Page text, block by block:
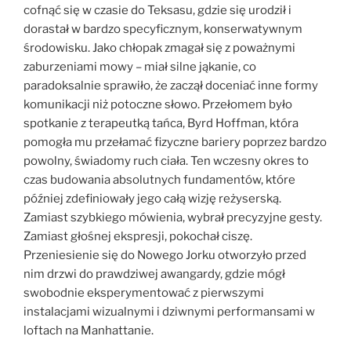
cofnąć się w czasie do Teksasu, gdzie się urodził i
dorastał w bardzo specyficznym, konserwatywnym
środowisku. Jako chłopak zmagał się z poważnymi
zaburzeniami mowy – miał silne jąkanie, co
paradoksalnie sprawiło, że zaczął doceniać inne formy
komunikacji niż potoczne słowo. Przełomem było
spotkanie z terapeutką tańca, Byrd Hoffman, która
pomogła mu przełamać fizyczne bariery poprzez bardzo
powolny, świadomy ruch ciała. Ten wczesny okres to
czas budowania absolutnych fundamentów, które
później zdefiniowały jego całą wizję reżyserską.
Zamiast szybkiego mówienia, wybrał precyzyjne gesty.
Zamiast głośnej ekspresji, pokochał ciszę.
Przeniesienie się do Nowego Jorku otworzyło przed
nim drzwi do prawdziwej awangardy, gdzie mógł
swobodnie eksperymentować z pierwszymi
instalacjami wizualnymi i dziwnymi performansami w
loftach na Manhattanie.